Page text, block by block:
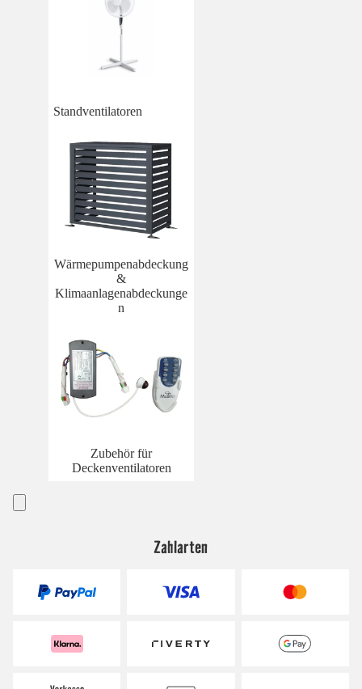
Standventilatoren
Wärmepumpenabdeckung
&
Klimaanlagenabdeckunge
n
Zubehör für
Deckenventilatoren
Zahlarten